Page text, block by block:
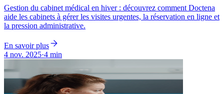
Gestion du cabinet médical en hiver : découvrez comment Doctena
aide les cabinets à gérer les visites urgentes, la réservation en ligne et
la pression administrative.
En savoir plus
4 nov. 2025·4 min